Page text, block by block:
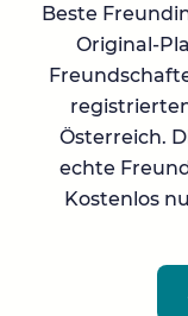
Beste
Original-
Österreich.
echte
Kostenlos